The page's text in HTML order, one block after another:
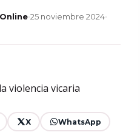
•25 noviembre 2024•
X WhatsApp